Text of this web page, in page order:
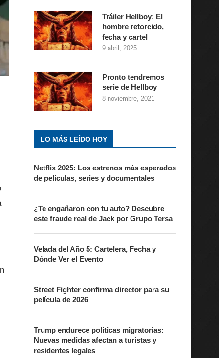
Tráiler Hellboy: El
hombre retorcido,
fecha y cartel
9 abril, 2025
Pronto tendremos
serie de Hellboy
8 noviembre, 2021
LO MÁS LEÍDO HOY
Netflix 2025: Los estrenos más esperados
de películas, series y documentales
¿Te engañaron con tu auto? Descubre
este fraude real de Jack por Grupo Tersa
Velada del Año 5: Cartelera, Fecha y
Dónde Ver el Evento
Street Fighter confirma director para su
película de 2026
Trump endurece políticas migratorias:
Nuevas medidas afectan a turistas y
residentes legales